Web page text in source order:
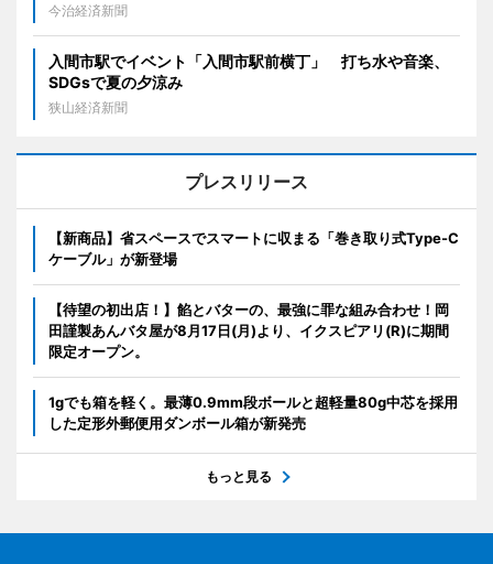
今治経済新聞
入間市駅でイベント「入間市駅前横丁」 打ち水や音楽、
SDGsで夏の夕涼み
狭山経済新聞
プレスリリース
【新商品】省スペースでスマートに収まる「巻き取り式Type-C
ケーブル」が新登場
【待望の初出店！】餡とバターの、最強に罪な組み合わせ！岡
田謹製あんバタ屋が8月17日(月)より、イクスピアリ(R)に期間
限定オープン。
1gでも箱を軽く。最薄0.9mm段ボールと超軽量80g中芯を採用
した定形外郵便用ダンボール箱が新発売
もっと見る